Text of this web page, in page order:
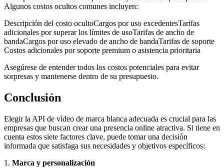
Algunos costos ocultos comunes incluyen:
Descripción del costo ocultoCargos por uso excedentesTarifas
adicionales por superar los límites de usoTarifas de ancho de
bandaCargos por uso elevado de ancho de bandaTarifas de soporte
Costos adicionales por soporte premium o asistencia prioritaria
Asegúrese de entender todos los costos potenciales para evitar
sorpresas y mantenerse dentro de su presupuesto.
Conclusión
Elegir la API de vídeo de marca blanca adecuada es crucial para las
empresas que buscan crear una presencia online atractiva. Si tiene en
cuenta estos siete factores clave, puede tomar una decisión
informada que satisfaga sus necesidades y objetivos específicos:
1. Marca y personalización